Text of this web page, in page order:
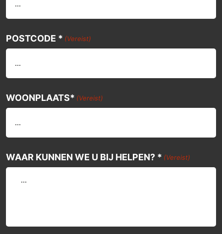
POSTCODE * (Vereist)
WOONPLAATS* (Vereist)
WAAR KUNNEN WE U BIJ HELPEN? * (Vereist)